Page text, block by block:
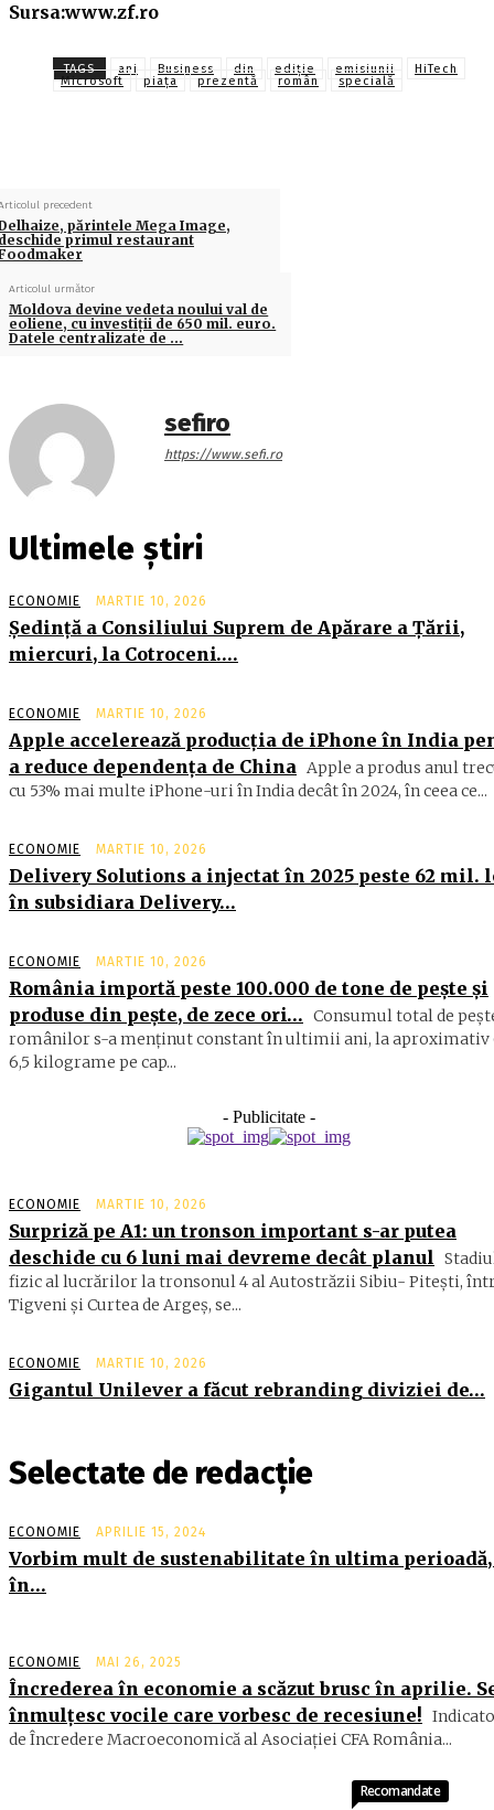
Sursa:www.zf.ro
TAGS ani Business din ediţie emisiunii
HiTech
Microsoft
piața prezentă român specială
precedent
părintele Mega Image,
primul restaurant
Articolul următor
Moldova devine vedeta noului val de
eoliene, cu investiţii de 650 mil. euro.
Datele centralizate de …
sefiro
https://www.sefi.ro
Ultimele știri
ECONOMIE MARTIE 10, 2026
Şedinţă a Consiliului Suprem de Apărare a Ţării,
miercuri, la Cotroceni….
ECONOMIE MARTIE 10, 2026
Apple accelerează producția de iPhone în India
a reduce dependența de China Apple a produs anul
cu 53% mai multe iPhone-uri în India decât în 2024, în ceea ce...
ECONOMIE MARTIE 10, 2026
Delivery Solutions a injectat în 2025 peste 62 mil.
în subsidiara Delivery…
ECONOMIE MARTIE 10, 2026
România importă peste 100.000 de tone de peşte şi
produse din peşte, de zece ori… Consumul total de
ro­mâ­nilor s-a menţinut constant în ul­timii ani, la aproximativ
6,5 ki­lograme pe cap...
- Publicitate -
ECONOMIE MARTIE 10, 2026
Surpriză pe A1: un tronson important s-ar putea
deschide cu 6 luni mai devreme decât planul
fizic al lucrărilor la tronsonul 4 al Autostrăzii Sibiu- Piteşti,
Tigveni şi Curtea de Argeş, se...
ECONOMIE MARTIE 10, 2026
Gigantul Unilever a făcut rebranding diviziei de…
Selectate de redacție
ECONOMIE APRILIE 15, 2024
Vorbim mult de sustenabilitate în ultima
în…
ECONOMIE MAI 26, 2025
Încrederea în economie a scăzut brusc în aprilie.
înmulțesc vocile care vorbesc de recesiune!
de Încredere Macroeconomică al Asociaţiei CFA România...
Recomandate